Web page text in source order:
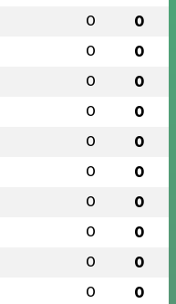
0 0
0 0
0 0
0 0
0 0
0 0
0 0
0 0
0 0
0 0